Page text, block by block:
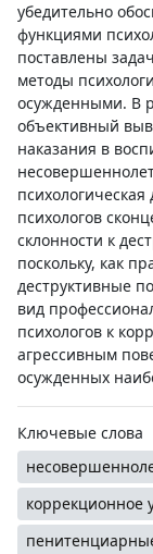
убедительно
функциями
поставлены
методы
осужденными. В
объективный
наказания в
психологов
склонности к
поскольку, как
деструктивные
вид
психологов к
агрессивным
осужденных
Ключевые слова
коррекционное